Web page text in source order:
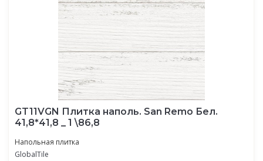
GT11VGN Плитка наполь. San Remo Бел.
41,8*41,8 _ 1 \86,8
Напольная плитка
GlobalTile